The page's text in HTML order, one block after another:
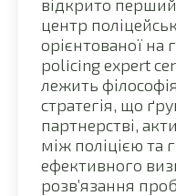
відкрито
центр
орієнтованої
policing expert
лежить
стратегія, що
партнерстві,
між поліцією та
ефективного
розв’язання